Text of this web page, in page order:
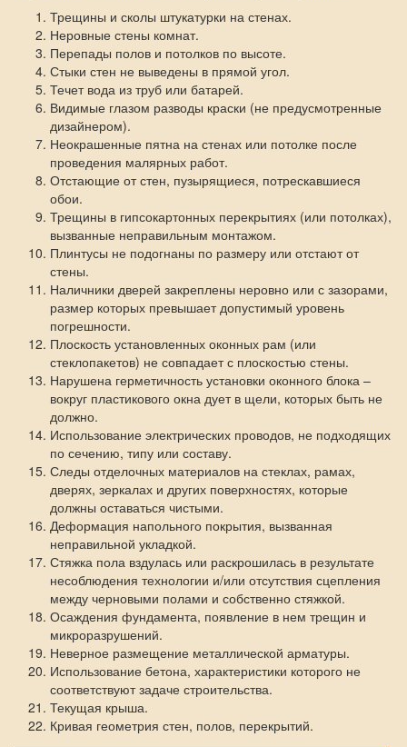
Трещины и сколы штукатурки на стенах.
Неровные стены комнат.
Перепады полов и потолков по высоте.
Стыки стен не выведены в прямой угол.
Течет вода из труб или батарей.
Видимые глазом разводы краски (не предусмотренные
дизайнером).
Неокрашенные пятна на стенах или потолке после
проведения малярных работ.
Отстающие от стен, пузырящиеся, потрескавшиеся
обои.
Трещины в гипсокартонных перекрытиях (или потолках),
вызванные неправильным монтажом.
Плинтусы не подогнаны по размеру или отстают от
стены.
Наличники дверей закреплены неровно или с зазорами,
размер которых превышает допустимый уровень
погрешности.
Плоскость установленных оконных рам (или
стеклопакетов) не совпадает с плоскостью стены.
Нарушена герметичность установки оконного блока –
вокруг пластикового окна дует в щели, которых быть не
должно.
Использование электрических проводов, не подходящих
по сечению, типу или составу.
Следы отделочных материалов на стеклах, рамах,
дверях, зеркалах и других поверхностях, которые
должны оставаться чистыми.
Деформация напольного покрытия, вызванная
неправильной укладкой.
Стяжка пола вздулась или раскрошилась в результате
несоблюдения технологии и/или отсутствия сцепления
между черновыми полами и собственно стяжкой.
Осаждения фундамента, появление в нем трещин и
микроразрушений.
Неверное размещение металлической арматуры.
Использование бетона, характеристики которого не
соответствуют задаче строительства.
Текущая крыша.
Кривая геометрия стен, полов, перекрытий.